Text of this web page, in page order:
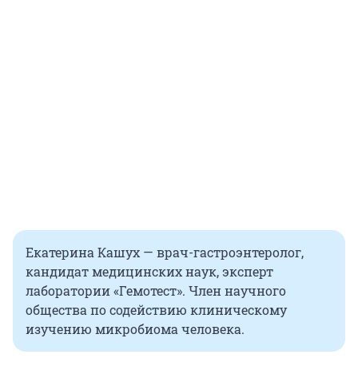
Екатерина Кашух — врач-гастроэнтеролог,
кандидат медицинских наук, эксперт
лаборатории «Гемотест». Член научного
общества по содействию клиническому
изучению микробиома человека.